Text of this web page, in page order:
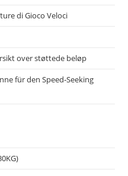
di Gioco Veloci
over støttede beløp
für den Speed‑Seeking